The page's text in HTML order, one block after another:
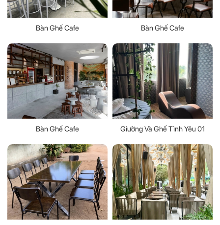
Bàn Ghế Cafe Bàn Ghế Cafe
Bàn Ghế Cafe Giường Và Ghế Tình Yêu 01